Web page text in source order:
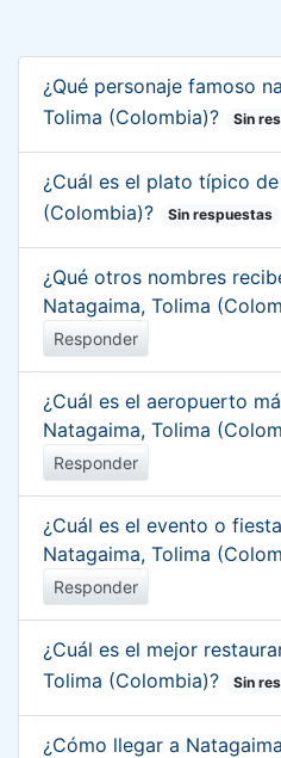
¿Qué personaje famoso
Tolima (Colombia)?
Sin
¿Cuál es el plato típico
(Colombia)?
Sin respuestas
¿Qué otros nombres
Natagaima, Tolima
Responder
¿Cuál es el aeropuerto
Natagaima, Tolima
Responder
¿Cuál es el evento o
Natagaima, Tolima
Responder
¿Cuál es el mejor
Tolima (Colombia)?
Sin
¿Cómo llegar a